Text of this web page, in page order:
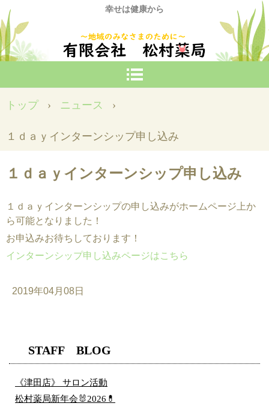
幸せは健康から
トップ › ニュース ›
１ｄａｙインターンシップ申し込み
１ｄａｙインターンシップ申し込み
１ｄａｙインターンシップの申し込みがホームページ上か
ら可能となりました！
お申込みお待ちしております！
インターンシップ申し込みページはこちら
2019年04月08日
STAFF BLOG
《津田店》 サロン活動
松村薬局新年会🐰2026💊